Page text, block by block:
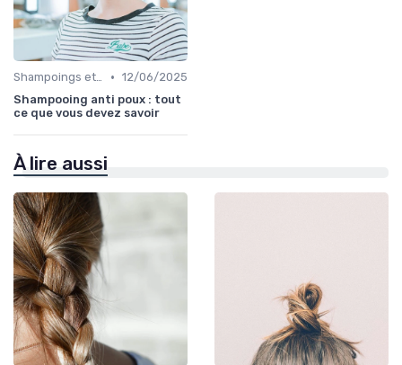
Shampoings et Après-Shampoings • 12/06/2025
Shampooing anti poux : tout
ce que vous devez savoir
À lire aussi